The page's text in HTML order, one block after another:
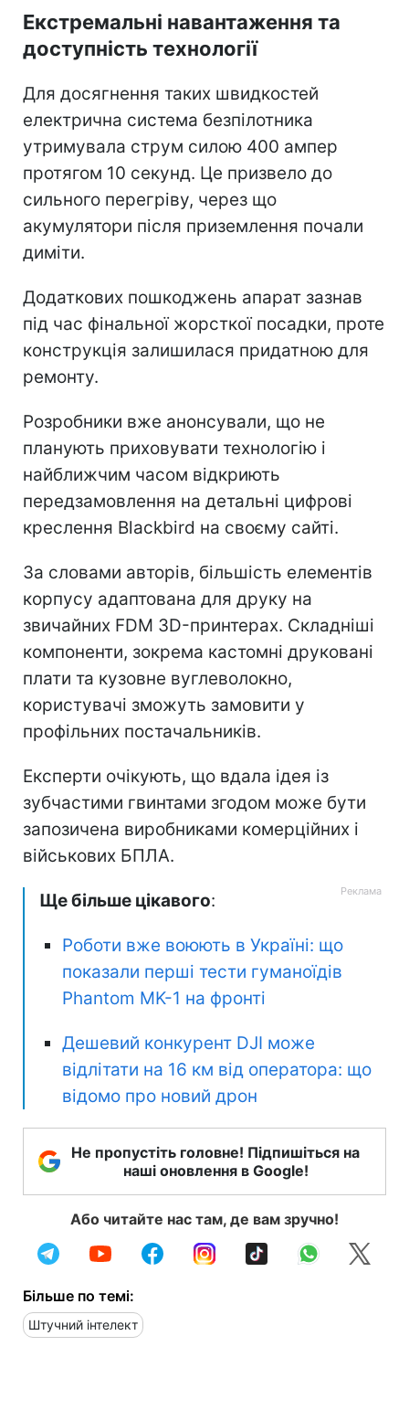
Екстремальні навантаження та
доступність технології
Для досягнення таких швидкостей
електрична система безпілотника
утримувала струм силою 400 ампер
протягом 10 секунд. Це призвело до
сильного перегріву, через що
акумулятори після приземлення почали
диміти.
Додаткових пошкоджень апарат зазнав
під час фінальної жорсткої посадки, проте
конструкція залишилася придатною для
ремонту.
Розробники вже анонсували, що не
планують приховувати технологію і
найближчим часом відкриють
передзамовлення на детальні цифрові
креслення Blackbird на своєму сайті.
За словами авторів, більшість елементів
корпусу адаптована для друку на
звичайних FDM 3D-принтерах. Складніші
компоненти, зокрема кастомні друковані
плати та кузовне вуглеволокно,
користувачі зможуть замовити у
профільних постачальників.
Експерти очікують, що вдала ідея із
зубчастими гвинтами згодом може бути
запозичена виробниками комерційних і
військових БПЛА.
Ще більше цікавого:
Роботи вже воюють в Україні: що
показали перші тести гуманоїдів
Phantom MK-1 на фронті
Дешевий конкурент DJI може
відлітати на 16 км від оператора: що
відомо про новий дрон
Не пропустіть головне! Підпишіться на
наші оновлення в Google!
Або читайте нас там, де вам зручно!
Більше по темі:
Штучний інтелект